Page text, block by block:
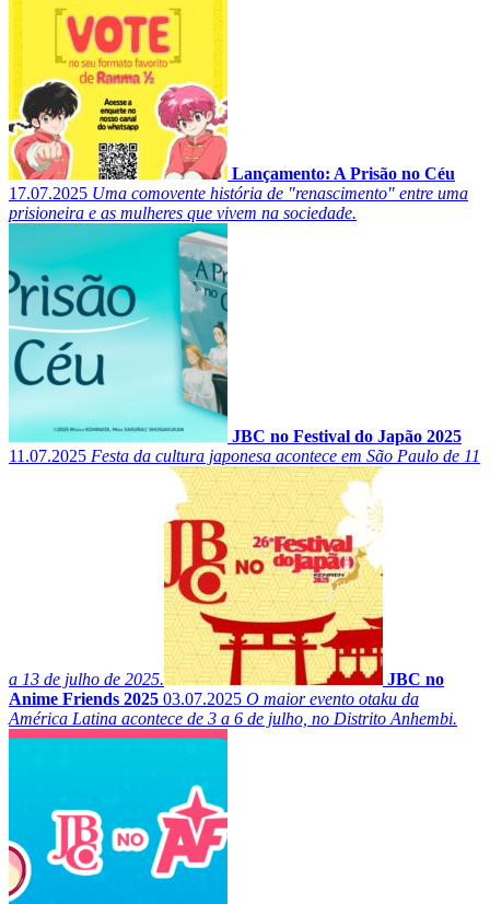
Lançamento: A Prisão no Céu
17.07.2025 Uma comovente história de "renascimento" entre uma
prisioneira e as mulheres que vivem na sociedade.
JBC no Festival do Japão 2025
11.07.2025 Festa da cultura japonesa acontece em São Paulo de 11
a 13 de julho de 2025.
JBC no
Anime Friends 2025 03.07.2025 O maior evento otaku da
América Latina acontece de 3 a 6 de julho, no Distrito Anhembi.